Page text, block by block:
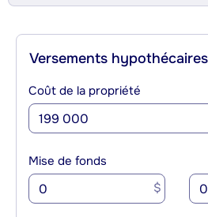
Versements hypothécaires
Coût de la propriété
Mise de fonds
$